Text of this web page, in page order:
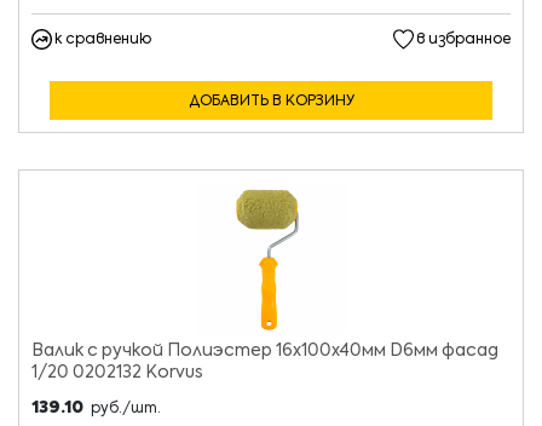
к сравнению в избранное
ДОБАВИТЬ В КОРЗИНУ
Валик с ручкой Полиэстер 16х100х40мм D6мм фасад
1/20 0202132 Korvus
139.10 руб./шт.